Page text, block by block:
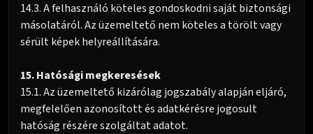
14.3. A felhasználó köteles gondoskodni saját biztonsági
másolatáról. Az üzemeltető nem köteles a törölt vagy
sérült képek helyreállítására.
15. Hatósági megkeresések
15.1. Az üzemeltető kizárólag jogszabály alapján eljáró,
megfelelően azonosított és adatkérésre jogosult
hatóság részére szolgáltat adatot.